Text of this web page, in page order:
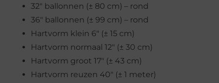
32″ ballonnen (± 80 cm) – rond
36″ ballonnen (± 99 cm) – rond
Hartvorm klein 6″ (± 15 cm)
Hartvorm normaal 12″ (± 30 cm)
Hartvorm groot 17″ (± 43 cm)
Hartvorm reuzen 40″ (± 1 meter)